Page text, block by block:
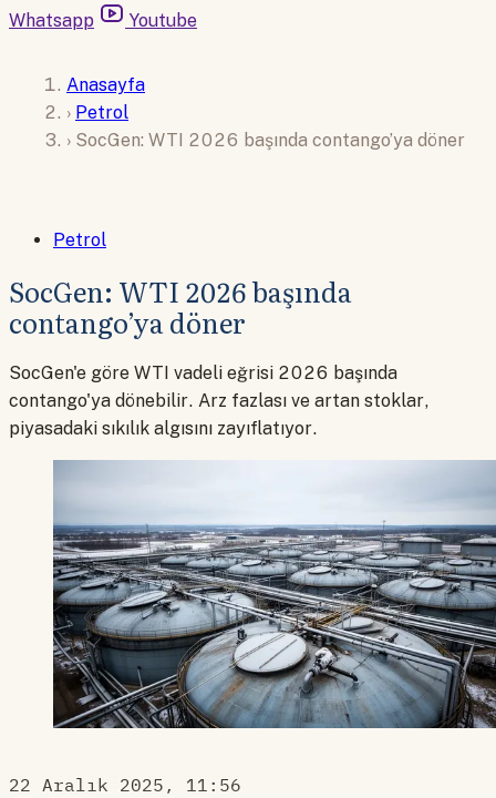
Whatsapp
Youtube
Anasayfa
› Petrol
› SocGen: WTI 2026 başında contango’ya döner
Petrol
SocGen: WTI 2026 başında
contango’ya döner
SocGen'e göre WTI vadeli eğrisi 2026 başında
contango'ya dönebilir. Arz fazlası ve artan stoklar,
piyasadaki sıkılık algısını zayıflatıyor.
22 Aralık 2025, 11:56